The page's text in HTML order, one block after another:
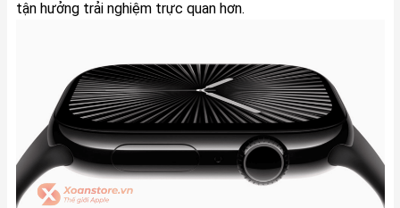
tận hưởng trải nghiệm trực quan hơn.